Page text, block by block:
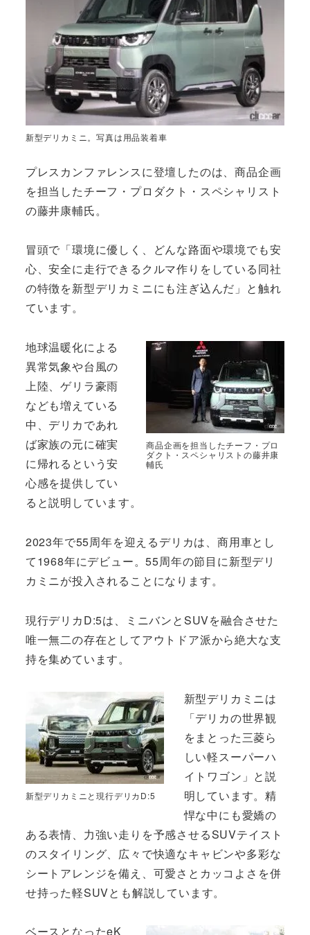
新型デリカミニ。写真は用品装着車
プレスカンファレンスに登壇したのは、商品企画
を担当したチーフ・プロダクト・スペシャリスト
の藤井康輔氏。
冒頭で「環境に優しく、どんな路面や環境でも安
心、安全に走行できるクルマ作りをしている同社
の特徴を新型デリカミニにも注ぎ込んだ」と触れ
ています。
商品企画を担当したチーフ・プロ
ダクト・スペシャリストの藤井康
輔氏
地球温暖化による
異常気象や台風の
上陸、ゲリラ豪雨
なども増えている
中、デリカであれ
ば家族の元に確実
に帰れるという安
心感を提供してい
ると説明しています。
2023年で55周年を迎えるデリカは、商用車とし
て1968年にデビュー。55周年の節目に新型デリ
カミニが投入されることになります。
現行デリカD:5は、ミニバンとSUVを融合させた
唯一無二の存在としてアウトドア派から絶大な支
持を集めています。
新型デリカミニと現行デリカD:5
新型デリカミニは
「デリカの世界観
をまとった三菱ら
しい軽スーパーハ
イトワゴン」と説
明しています。精
悍な中にも愛嬌の
ある表情、力強い走りを予感させるSUVテイスト
のスタイリング、広々で快適なキャビンや多彩な
シートアレンジを備え、可愛さとカッコよさを併
せ持った軽SUVとも解説しています。
ベースとなったeK